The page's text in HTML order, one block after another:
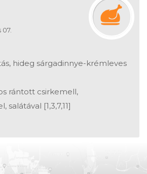
hideg sárgadinnye-krémleves
rántott csirkemell,
[1,3,7,11]